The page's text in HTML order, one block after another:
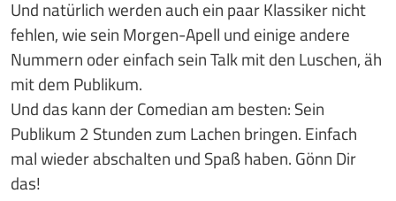
Und natürlich werden auch ein paar Klassiker nicht
fehlen, wie sein Morgen-Apell und einige andere
Nummern oder einfach sein Talk mit den Luschen, äh
mit dem Publikum.
Und das kann der Comedian am besten: Sein
Publikum 2 Stunden zum Lachen bringen. Einfach
mal wieder abschalten und Spaß haben. Gönn Dir
das!